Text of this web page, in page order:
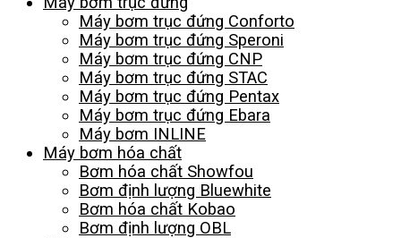
Máy bơm trục đứng Conforto
Máy bơm trục đứng Speroni
Máy bơm trục đứng CNP
Máy bơm trục đứng STAC
Máy bơm trục đứng Pentax
Máy bơm trục đứng Ebara
Máy bơm INLINE
Máy bơm hóa chất
Bơm hóa chất Showfou
Bơm định lượng Bluewhite
Bơm hóa chất Kobao
Bơm định lượng OBL